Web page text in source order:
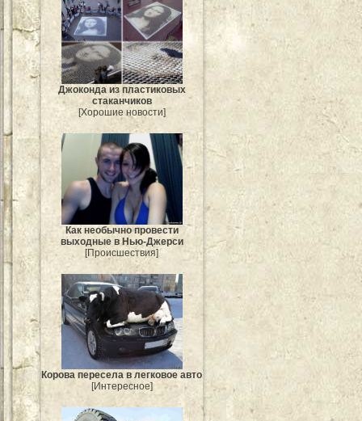
Джоконда из пластиковых
стаканчиков
[Хорошие новости]
Как необычно провести
выходные в Нью-Джерси
[Происшествия]
Корова пересела в легковое авто
[Интересное]